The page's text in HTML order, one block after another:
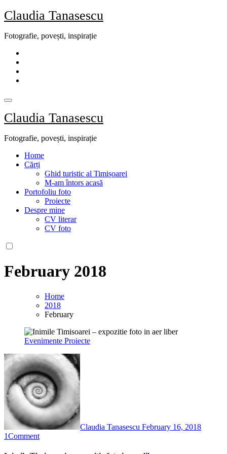
Skip
to
Claudia Tanasescu
Fotografie, povești, inspirație
Claudia Tanasescu
Fotografie, povești, inspirație
Home
Cărți
Ghid turistic al Timișoarei
M-am întors acasă
Portofoliu foto
Proiecte
Despre mine
CV literar
CV foto
February 2018
Home
2018
February
Evenimente Proiecte
Claudia Tanasescu February 16, 2018
1Comment